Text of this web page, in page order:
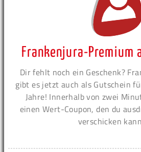
Frankenjura-Premium
Dir fehlt noch ein Geschenk?
gibt es jetzt auch als Gutschein
Jahre! Innerhalb von zwei
einen Wert-Coupon, den du
verschicken